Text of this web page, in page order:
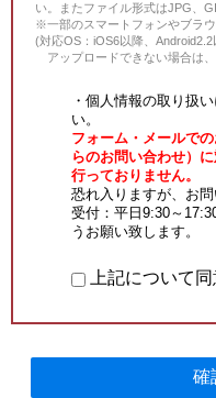
い。またファイル形式はJPG、
※一部のスマートフォンやブラ
(対応OS：iOS6以降、Android2.2
アップロードできない場合は、
・個人情報の取り扱い
い。
フォーム・メールで
らのお問い合わせ）
行っておりません。
恐れ入りますが、お
受付：平日9:30～
うお願い致します。
上記について
確